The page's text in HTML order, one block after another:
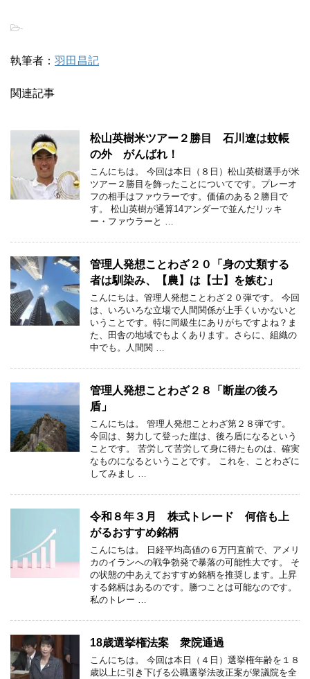
-
執筆者： 羽田昌記
関連記事
松山英樹米ツアー２勝目 石川遼は蚊帳
の外 がんばれ！
こんにちは。 今回は本日（８日）松山英樹選手が米
ツアー２勝目を飾ったことについてです。プレーオ
フの相手はファウラーです。価値のある２勝目で
す。 松山英樹が通算14アンダーで並んだリッキ
ー・ファウラーと …
管理人発想ことわざ２０「身の丈類する
者は馴染み、【農】は【士】を嫉む」
こんにちは。管理人発想ことわざ２０弾です。 今回
は、いろいろな立場で人間関係が上手くいかないと
いうことです。特に同級生にありがちですよね？ま
た、田舎の地域でもよくあります。さらに、組織の
中でも。人間関 …
管理人発想ことわざ２８「断崖の後ろ
盾」
こんにちは。 管理人発想ことわざ第２８弾です。
今回は、努力して登った崖は、後ろ盾になるという
ことです。 苦労して苦労して身に得たものは、確実
なものになるということです。 これを、ことわざに
してみまし …
令和８年３月 株式トレード 何倍も上
がるおすすめ銘柄
こんにちは。 日経平均高値の６万円直前で、アメリ
カのイランへの戦争勃発で暴落の可能性大です。 そ
の状態の中あえておすすめ銘柄を推奨します。上昇
する銘柄はあるのです。勝つことは可能なのです。
私のトレー …
18歳選挙権法案 衆院通過
こんにちは。 今回は本日（４日）選挙権年齢を１８
歳以上に引き下げる公職選挙法改正案が衆議院を全